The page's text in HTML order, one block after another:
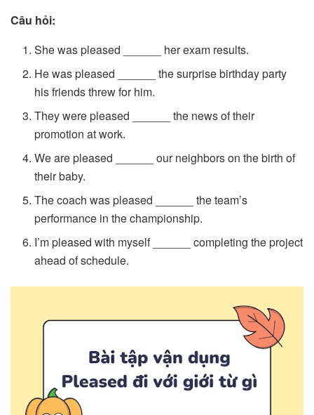
Câu hỏi:
She was pleased ______ her exam results.
He was pleased ______ the surprise birthday party
his friends threw for him.
They were pleased ______ the news of their
promotion at work.
We are pleased ______ our neighbors on the birth of
their baby.
The coach was pleased ______ the team’s
performance in the championship.
I’m pleased with myself ______ completing the project
ahead of schedule.